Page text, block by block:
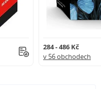
284 - 486 Kč
v 56 obchodech